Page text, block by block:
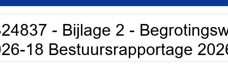
- Bijlage 2 -
18 Bestuursrapportage